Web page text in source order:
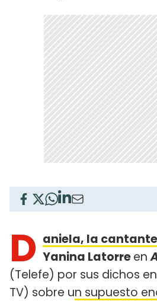
D aniela, la cantante
Yanina Latorreen
(Telefe) por sus dichos en
TV) sobre un supuesto